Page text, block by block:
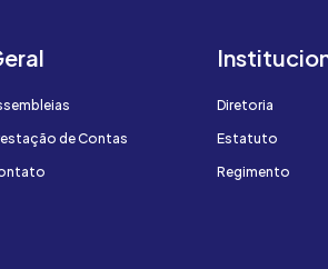
de Contas
Diretoria
Estatuto
Regimento